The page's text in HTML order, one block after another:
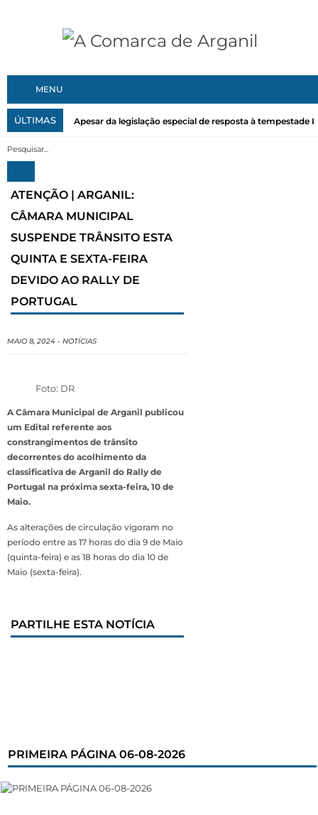
MENU
ÚLTIMAS Apesar da legislação especial de resposta à tempestade
ATENÇÃO | ARGANIL:
CÂMARA MUNICIPAL
SUSPENDE TRÂNSITO ESTA
QUINTA E SEXTA-FEIRA
DEVIDO AO RALLY DE
PORTUGAL
MAIO 8, 2024 - NOTÍCIAS
Foto: DR
A Câmara Municipal de Arganil publicou
um Edital referente aos
constrangimentos de trânsito
decorrentes do acolhimento da
classificativa de Arganil do Rally de
Portugal na próxima sexta-feira, 10 de
Maio.
As alterações de circulação vigoram no
período entre as 17 horas do dia 9 de Maio
(quinta-feira) e as 18 horas do dia 10 de
Maio (sexta-feira).
PARTILHE ESTA NOTÍCIA
PRIMEIRA PÁGINA 06-08-2026